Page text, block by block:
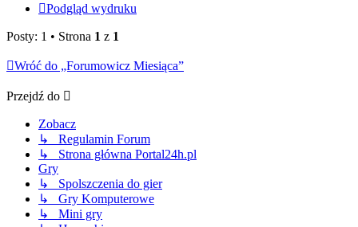
Podgląd wydruku
Posty: 1 • Strona 1 z 1
Wróć do „Forumowicz Miesiąca”
Przejdź do
Zobacz
↳ Regulamin Forum
↳ Strona główna Portal24h.pl
Gry
↳ Spolszczenia do gier
↳ Gry Komputerowe
↳ Mini gry